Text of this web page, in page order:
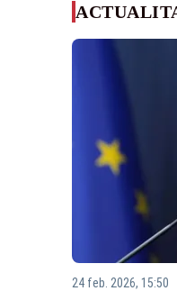
24 feb. 2026, 15:50